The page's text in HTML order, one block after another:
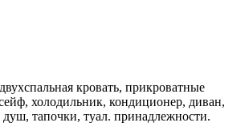
кровать, прикроватные
холодильник, кондиционер, диван,
душ, тапочки, туал. принадлежности.